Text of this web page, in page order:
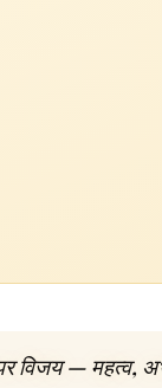
विजय — महत्व,